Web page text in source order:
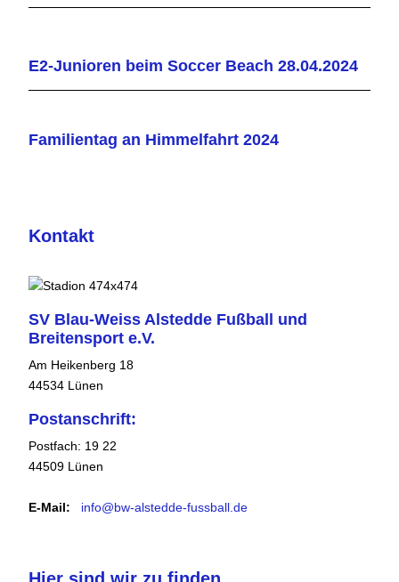
E2-Junioren beim Soccer Beach 28.04.2024
Familientag an Himmelfahrt 2024
Kontakt
SV Blau-Weiss Alstedde Fußball und
Breitensport e.V.
Am Heikenberg 18
44534 Lünen
Postanschrift:
Postfach: 19 22
44509 Lünen
E-Mail: info@bw-alstedde-fussball.de